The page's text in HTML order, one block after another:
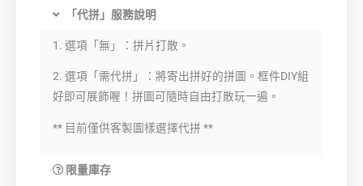
「代拼」服務說明
1. 選項「無」：拼片打散。
2. 選項「需代拼」：將寄出拼好的拼圖。框件DIY組
好即可展飾喔！拼圖可隨時自由打散玩一遍。
** 目前僅供客製圖樣選擇代拼 **
限量庫存